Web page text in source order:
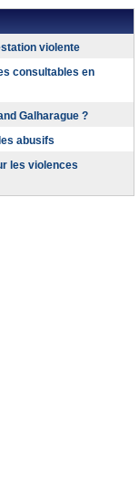
violente
consultables en
Galharague ?
abusifs
les violences